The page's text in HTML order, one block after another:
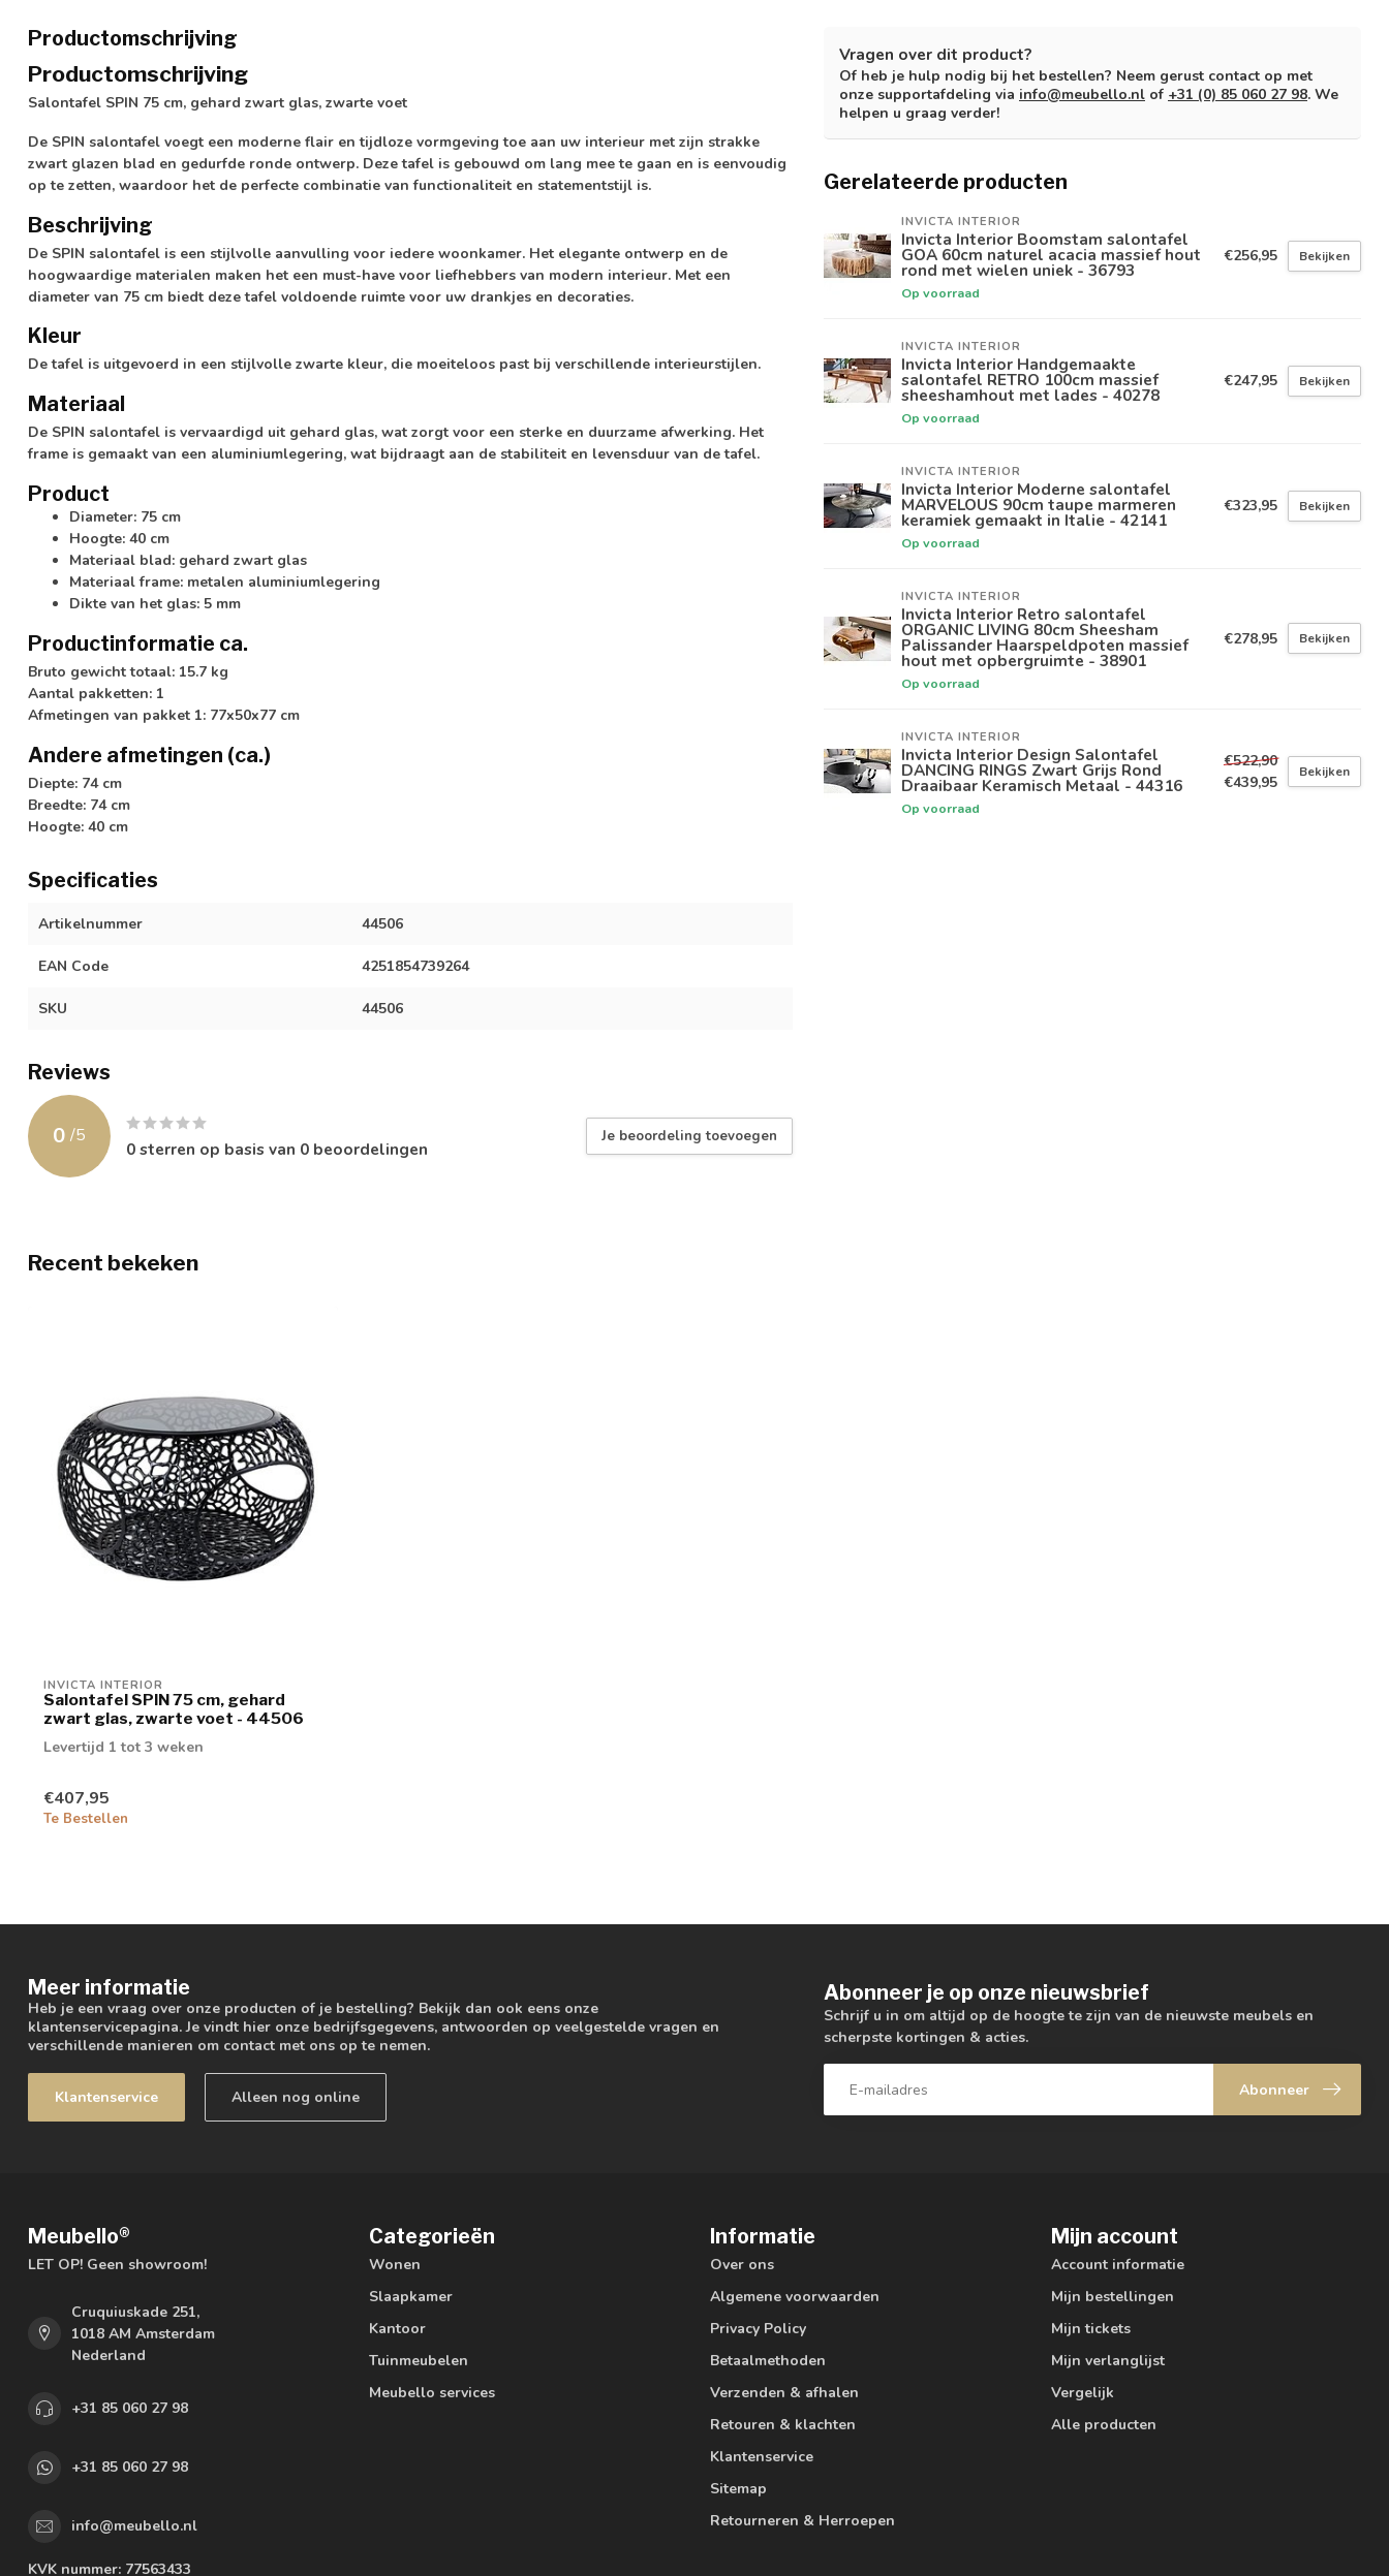
Productomschrijving
Productomschrijving
Salontafel SPIN 75 cm, gehard zwart glas, zwarte voet
De SPIN salontafel voegt een moderne flair en tijdloze vormgeving toe aan uw interieur met zijn strakke
zwart glazen blad en gedurfde ronde ontwerp. Deze tafel is gebouwd om lang mee te gaan en is eenvoudig
op te zetten, waardoor het de perfecte combinatie van functionaliteit en statementstijl is.
Beschrijving
De SPIN salontafel is een stijlvolle aanvulling voor iedere woonkamer. Het elegante ontwerp en de
hoogwaardige materialen maken het een must-have voor liefhebbers van modern interieur. Met een
diameter van 75 cm biedt deze tafel voldoende ruimte voor uw drankjes en decoraties.
Kleur
De tafel is uitgevoerd in een stijlvolle zwarte kleur, die moeiteloos past bij verschillende interieurstijlen.
Materiaal
De SPIN salontafel is vervaardigd uit gehard glas, wat zorgt voor een sterke en duurzame afwerking. Het
frame is gemaakt van een aluminiumlegering, wat bijdraagt aan de stabiliteit en levensduur van de tafel.
Product
Diameter: 75 cm
Hoogte: 40 cm
Materiaal blad: gehard zwart glas
Materiaal frame: metalen aluminiumlegering
Dikte van het glas: 5 mm
Productinformatie ca.
Bruto gewicht totaal: 15.7 kg
Aantal pakketten: 1
Afmetingen van pakket 1: 77x50x77 cm
Andere afmetingen (ca.)
Diepte: 74 cm
Breedte: 74 cm
Hoogte: 40 cm
Specificaties
Artikelnummer 44506
EAN Code 4251854739264
SKU 44506
Reviews
0 /5
0sterren op basis van 0 beoordelingen
Je beoordeling toevoegen
Vragen over dit product?
Of heb je hulp nodig bij het bestellen? Neem gerust contact op met
onze supportafdeling via info@meubello.nl of +31 (0) 85 060 27 98. We
helpen u graag verder!
Gerelateerde producten
INVICTA INTERIOR
Invicta Interior Boomstam salontafel
GOA 60cm naturel acacia massief hout
rond met wielen uniek - 36793
Op voorraad
€256,95 Bekijken
INVICTA INTERIOR
Invicta Interior Handgemaakte
salontafel RETRO 100cm massief
sheeshamhout met lades - 40278
Op voorraad
€247,95 Bekijken
INVICTA INTERIOR
Invicta Interior Moderne salontafel
MARVELOUS 90cm taupe marmeren
keramiek gemaakt in Italie - 42141
Op voorraad
€323,95 Bekijken
INVICTA INTERIOR
Invicta Interior Retro salontafel
ORGANIC LIVING 80cm Sheesham
Palissander Haarspeldpoten massief
hout met opbergruimte - 38901
Op voorraad
€278,95 Bekijken
INVICTA INTERIOR
Invicta Interior Design Salontafel
DANCING RINGS Zwart Grijs Rond
Draaibaar Keramisch Metaal - 44316
Op voorraad
€522,90
€439,95
Bekijken
Recent bekeken
INVICTA INTERIOR
Salontafel SPIN 75 cm, gehard
zwart glas, zwarte voet - 44506
Levertijd 1 tot 3 weken
€407,95
Te Bestellen
Meer informatie
Heb je een vraag over onze producten of je bestelling? Bekijk dan ook eens onze
klantenservicepagina. Je vindt hier onze bedrijfsgegevens, antwoorden op veelgestelde vragen en
verschillende manieren om contact met ons op te nemen.
Klantenservice Alleen nog online
Abonneer je op onze nieuwsbrief
Schrijf u in om altijd op de hoogte te zijn van de nieuwste meubels en
scherpste kortingen & acties.
Abonneer
Meubello®
LET OP! Geen showroom!
Cruquiuskade 251,
1018 AM Amsterdam
Nederland
+31 85 060 27 98
+31 85 060 27 98
info@meubello.nl
KVK nummer: 77563433
Categorieën
Wonen
Slaapkamer
Kantoor
Tuinmeubelen
Meubello services
Informatie
Over ons
Algemene voorwaarden
Privacy Policy
Betaalmethoden
Verzenden & afhalen
Retouren & klachten
Klantenservice
Sitemap
Retourneren & Herroepen
Mijn account
Account informatie
Mijn bestellingen
Mijn tickets
Mijn verlanglijst
Vergelijk
Alle producten